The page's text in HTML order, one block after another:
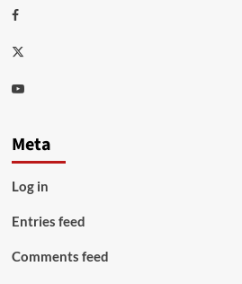
Facebook
Twitter
Youtube
Meta
Log in
Entries feed
Comments feed